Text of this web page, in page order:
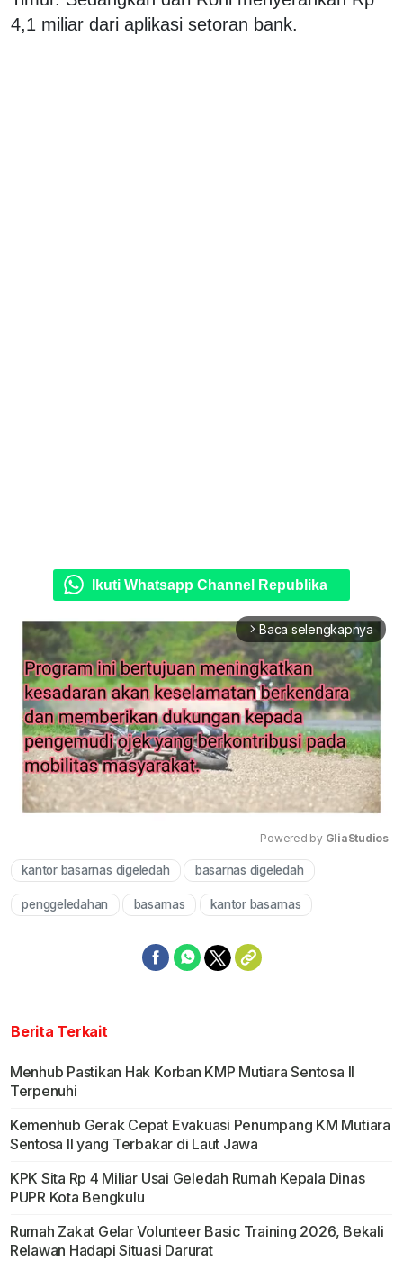
4,1 miliar dari aplikasi setoran bank.
Ikuti Whatsapp Channel Republika
arrow_forward_ios Baca selengkapnya
Powered by GliaStudios
kantor basarnas digeledah basarnas digeledah
penggeledahan basarnas kantor basarnas
Berita Terkait
Menhub Pastikan Hak Korban KMP Mutiara Sentosa II
Terpenuhi
Kemenhub Gerak Cepat Evakuasi Penumpang KM Mutiara
Sentosa II yang Terbakar di Laut Jawa
KPK Sita Rp 4 Miliar Usai Geledah Rumah Kepala Dinas
PUPR Kota Bengkulu
Rumah Zakat Gelar Volunteer Basic Training 2026, Bekali
Relawan Hadapi Situasi Darurat